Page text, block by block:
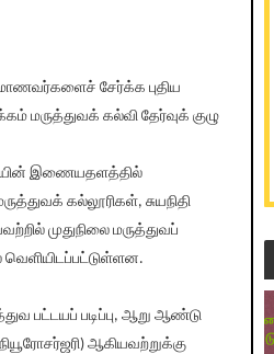
மாணவர்களைச் சேர்க்க புதிய
கல்வி தேர்வுக் குழு
இணையதளத்தில்
கல்லூரிகள், சுயநிதி
முதுநிலை மருத்துவப்
வெளியிடப்பட்டுள்ளன.
பட்டயப் படிப்பு, ஆறு ஆண்டு
ஆகியவற்றுக்கு